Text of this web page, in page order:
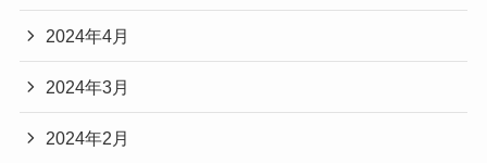
2024年4月
2024年3月
2024年2月